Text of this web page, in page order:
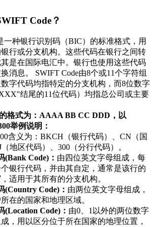
Code？
一种银行识别码（BIC）的标准格式，用
行或分支机构。这些代码在银行之间转
是在国际电汇中。银行也使用这些代码
消息。 SWIFT Code由8个或11个字符组
字代码均指特定的分支机构，而8位数字
结尾的11位代码）均指总公司或主要
格式为：AAAA BB CC DDD，以
举例说明：
含义为：BKCH（银行代码）、CN（国
地区代码）、300（分行代码）。
(Bank Code)： 由四位英文字母组成，每
银行代码，并由其自定，通常是该行的
适用于其所有的分支机构。
(Country Code)： 由两位英文字母组成，
在的国家和地理区域。
(Location Code)： 由0、1以外的两位数字
，用以区分位于所在国家的地理位置，